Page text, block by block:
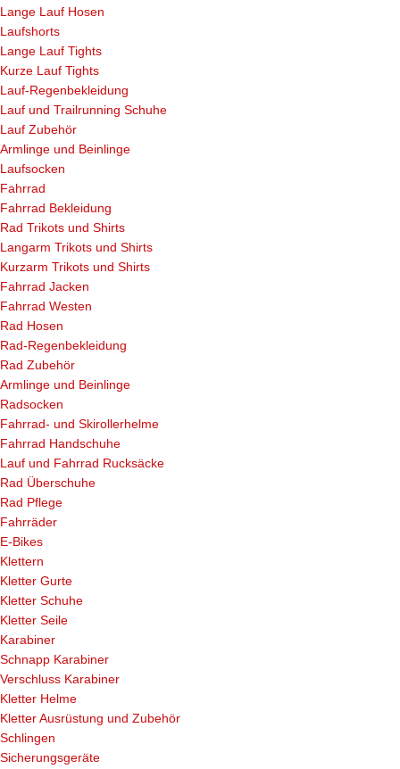
Lange Lauf Hosen
Laufshorts
Lange Lauf Tights
Kurze Lauf Tights
Lauf-Regenbekleidung
Lauf und Trailrunning Schuhe
Lauf Zubehör
Armlinge und Beinlinge
Laufsocken
Fahrrad
Fahrrad Bekleidung
Rad Trikots und Shirts
Langarm Trikots und Shirts
Kurzarm Trikots und Shirts
Fahrrad Jacken
Fahrrad Westen
Rad Hosen
Rad-Regenbekleidung
Rad Zubehör
Armlinge und Beinlinge
Radsocken
Fahrrad- und Skirollerhelme
Fahrrad Handschuhe
Lauf und Fahrrad Rucksäcke
Rad Überschuhe
Rad Pflege
Fahrräder
E-Bikes
Klettern
Kletter Gurte
Kletter Schuhe
Kletter Seile
Karabiner
Schnapp Karabiner
Verschluss Karabiner
Kletter Helme
Kletter Ausrüstung und Zubehör
Schlingen
Sicherungsgeräte